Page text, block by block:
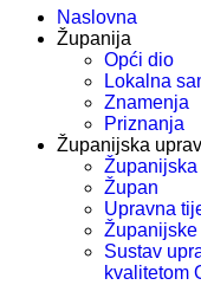
Naslovna
Županija
Opći dio
Lokalna
Znamenja
Priznanja
Županijska
Županijska
Župan
Upravna
Sustav
kvalitetom